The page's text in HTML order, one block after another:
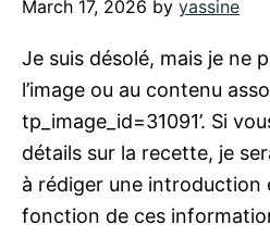
March 17, 2026 by yassine
Je suis désolé, mais je ne
l’image ou au contenu
tp_image_id=31091’. Si
détails sur la recette, je
à rédiger une introduction
fonction de ces